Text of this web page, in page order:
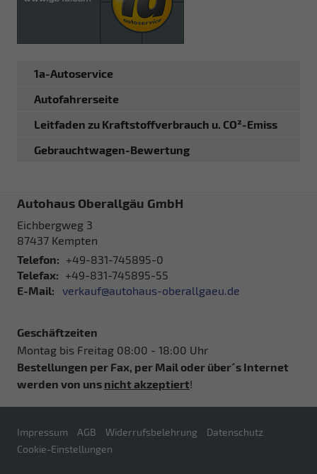
1a-Autoservice
Autofahrerseite
Leitfaden zu Kraftstoffverbrauch u. CO²-Emiss
Gebrauchtwagen-Bewertung
Autohaus Oberallgäu GmbH
Eichbergweg 3
87437 Kempten
Telefon: +49-831-745895-0
Telefax: +49-831-745895-55
E-Mail:
verkauf@autohaus-oberallgaeu.de
Geschäftzeiten
Montag bis Freitag 08:00 - 18:00 Uhr
Bestellungen per Fax, per Mail oder über´s Internet
werden von uns nicht akzeptiert!
Impressum AGB Widerrufsbelehrung
Datenschutz
Cookie-Einstellungen